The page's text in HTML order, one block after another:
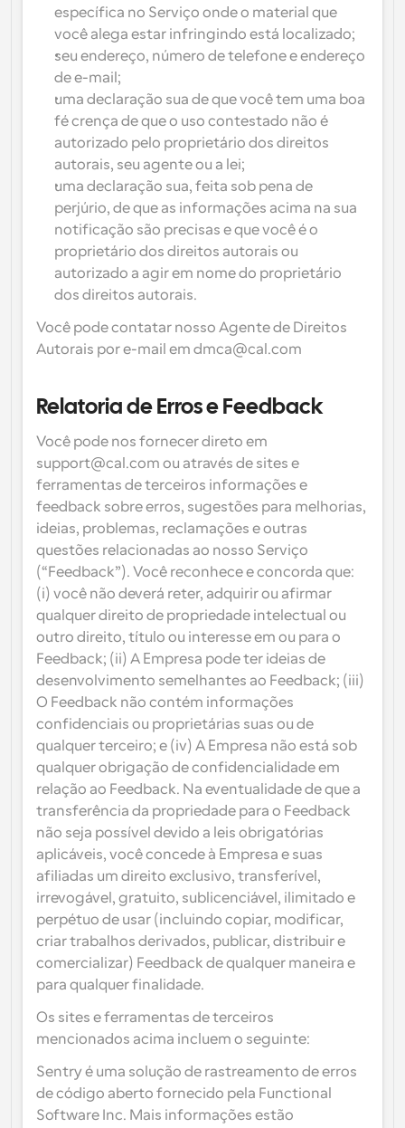
específica no Serviço onde o material que
você alega estar infringindo está localizado;
seu endereço, número de telefone e endereço
de e-mail;
uma declaração sua de que você tem uma boa
fé crença de que o uso contestado não é
autorizado pelo proprietário dos direitos
autorais, seu agente ou a lei;
uma declaração sua, feita sob pena de
perjúrio, de que as informações acima na sua
notificação são precisas e que você é o
proprietário dos direitos autorais ou
autorizado a agir em nome do proprietário
dos direitos autorais.
Você pode contatar nosso Agente de Direitos
Autorais por e-mail em dmca@cal.com
Relatoria de Erros e Feedback
Você pode nos fornecer direto em
support@cal.com ou através de sites e
ferramentas de terceiros informações e
feedback sobre erros, sugestões para melhorias,
ideias, problemas, reclamações e outras
questões relacionadas ao nosso Serviço
(“Feedback”). Você reconhece e concorda que:
(i) você não deverá reter, adquirir ou afirmar
qualquer direito de propriedade intelectual ou
outro direito, título ou interesse em ou para o
Feedback; (ii) A Empresa pode ter ideias de
desenvolvimento semelhantes ao Feedback; (iii)
O Feedback não contém informações
confidenciais ou proprietárias suas ou de
qualquer terceiro; e (iv) A Empresa não está sob
qualquer obrigação de confidencialidade em
relação ao Feedback. Na eventualidade de que a
transferência da propriedade para o Feedback
não seja possível devido a leis obrigatórias
aplicáveis, você concede à Empresa e suas
afiliadas um direito exclusivo, transferível,
irrevogável, gratuito, sublicenciável, ilimitado e
perpétuo de usar (incluindo copiar, modificar,
criar trabalhos derivados, publicar, distribuir e
comercializar) Feedback de qualquer maneira e
para qualquer finalidade.
Os sites e ferramentas de terceiros
mencionados acima incluem o seguinte:
Sentry é uma solução de rastreamento de erros
de código aberto fornecido pela Functional
Software Inc. Mais informações estão